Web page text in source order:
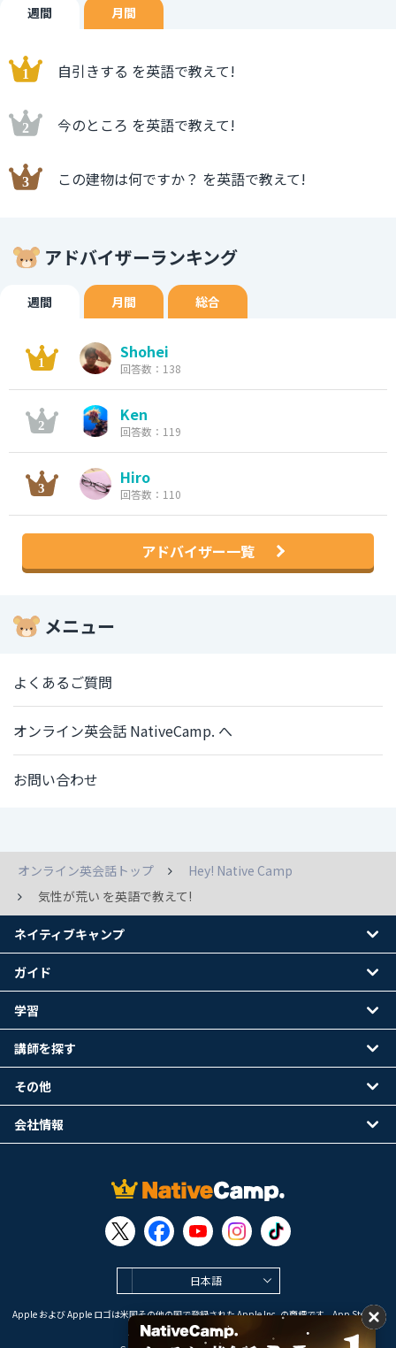
週間 月間
自引きする を英語で教えて!
今のところ を英語で教えて!
この建物は何ですか？ を英語で教えて!
アドバイザーランキング
週間 月間 総合
Shohei
回答数：138
Ken
回答数：119
Hiro
回答数：110
アドバイザー一覧
メニュー
よくあるご質問
オンライン英会話 NativeCamp. へ
お問い合わせ
オンライン英会話トップ
Hey! Native Camp
気性が荒い を英語で教えて!
日本語
Apple および Apple ロゴは米国その他の国で登録された Apple Inc. の商標です。App Store は
Apple Inc. のサービスマークです。
ネイティブキャンプ
ガイド
学習
講師を探す
その他
会社情報